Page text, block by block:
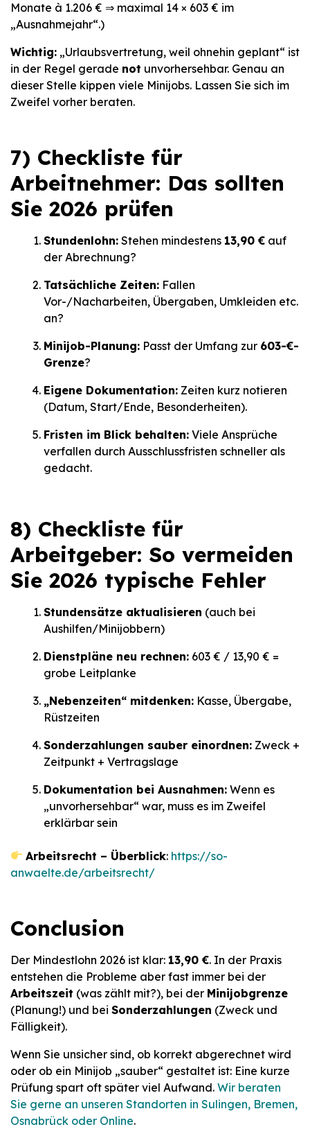
Monate à 1.206 € ⇒ maximal 14 × 603 € im
„Ausnahmejahr“.)
Wichtig: „Urlaubsvertretung, weil ohnehin geplant“ ist
in der Regel gerade not unvorhersehbar. Genau an
dieser Stelle kippen viele Minijobs. Lassen Sie sich im
Zweifel vorher beraten.
7) Checkliste für
Arbeitnehmer: Das sollten
Sie 2026 prüfen
Stundenlohn: Stehen mindestens 13,90 € auf
der Abrechnung?
Tatsächliche Zeiten: Fallen
Vor-/Nacharbeiten, Übergaben, Umkleiden etc.
an?
Minijob-Planung: Passt der Umfang zur 603-€-
Grenze?
Eigene Dokumentation: Zeiten kurz notieren
(Datum, Start/Ende, Besonderheiten).
Fristen im Blick behalten: Viele Ansprüche
verfallen durch Ausschlussfristen schneller als
gedacht.
8) Checkliste für
Arbeitgeber: So vermeiden
Sie 2026 typische Fehler
Stundensätze aktualisieren (auch bei
Aushilfen/Minijobbern)
Dienstpläne neu rechnen: 603 € / 13,90 € =
grobe Leitplanke
„Nebenzeiten“ mitdenken: Kasse, Übergabe,
Rüstzeiten
Sonderzahlungen sauber einordnen: Zweck +
Zeitpunkt + Vertragslage
Dokumentation bei Ausnahmen: Wenn es
„unvorhersehbar“ war, muss es im Zweifel
erklärbar sein
Arbeitsrecht – Überblick: https://so-
anwaelte.de/arbeitsrecht/
Conclusion
Der Mindestlohn 2026 ist klar: 13,90 €. In der Praxis
entstehen die Probleme aber fast immer bei der
Arbeitszeit (was zählt mit?), bei der Minijobgrenze
(Planung!) und bei Sonderzahlungen (Zweck und
Fälligkeit).
Wenn Sie unsicher sind, ob korrekt abgerechnet wird
oder ob ein Minijob „sauber“ gestaltet ist: Eine kurze
Prüfung spart oft später viel Aufwand. Wir beraten
Sie gerne an unseren Standorten in Sulingen, Bremen,
Osnabrück oder Online.